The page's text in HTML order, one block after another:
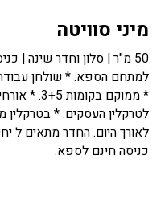
מיני סוויטה
50 מ"ר | סלון וחדר שינה |
למתחם הספא. * שולחן
לטרקלין העסקים. * בטרקלין
לאורך היום. החדר מתאים ל
כניסה חינם לספא.